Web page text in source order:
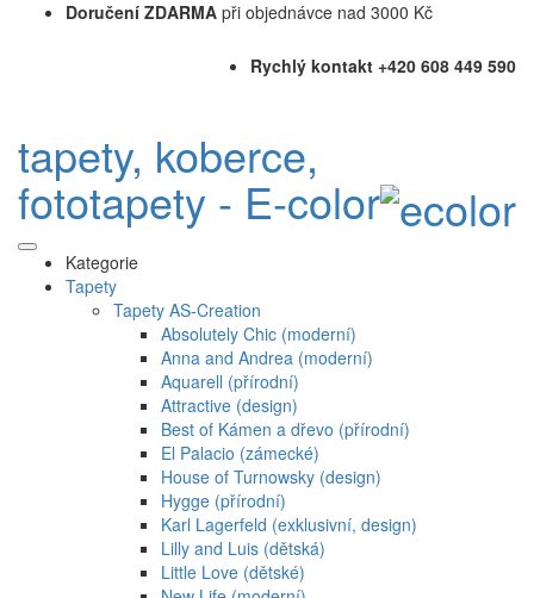
Doručení ZDARMA při objednávce nad 3000 Kč
Rychlý kontakt +420 608 449 590
tapety, koberce,
fototapety - E-color
Kategorie
Tapety
Tapety AS-Creation
Absolutely Chic (moderní)
Anna and Andrea (moderní)
Aquarell (přírodní)
Attractive (design)
Best of Kámen a dřevo (přírodní)
El Palacio (zámecké)
House of Turnowsky (design)
Hygge (přírodní)
Karl Lagerfeld (exklusivní, design)
Lilly and Luis (dětská)
Little Love (dětské)